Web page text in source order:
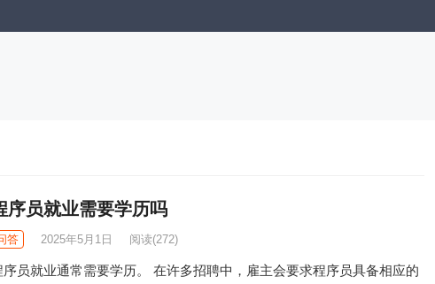
序员就业需要学历吗
答 2025年5月1日 阅读(272)
序员就业通常需要学历。 在许多招聘中，雇主会要求程序员具备相应的